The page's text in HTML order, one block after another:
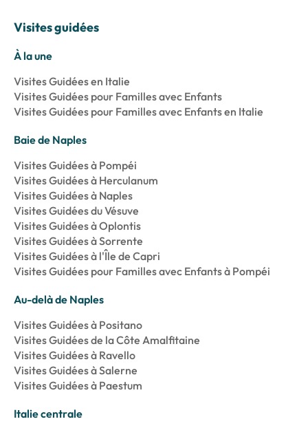
Visites guidées
À la une
Visites Guidées en Italie
Visites Guidées pour Familles avec Enfants
Visites Guidées pour Familles avec Enfants en Italie
Baie de Naples
Visites Guidées à Pompéi
Visites Guidées à Herculanum
Visites Guidées à Naples
Visites Guidées du Vésuve
Visites Guidées à Oplontis
Visites Guidées à Sorrente
Visites Guidées à l'Île de Capri
Visites Guidées pour Familles avec Enfants à Pompéi
Au-delà de Naples
Visites Guidées à Positano
Visites Guidées de la Côte Amalfitaine
Visites Guidées à Ravello
Visites Guidées à Salerne
Visites Guidées à Paestum
Italie centrale